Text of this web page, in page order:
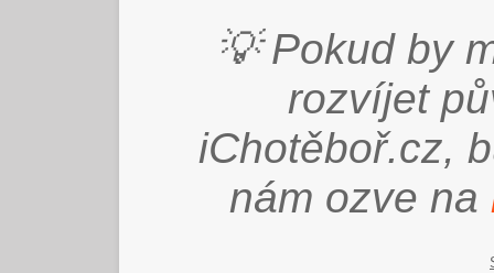
💡 Pokud by
rozvíjet
iChotěboř.cz,
nám ozve na